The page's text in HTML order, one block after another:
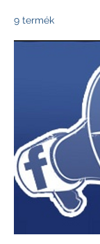
9 termék